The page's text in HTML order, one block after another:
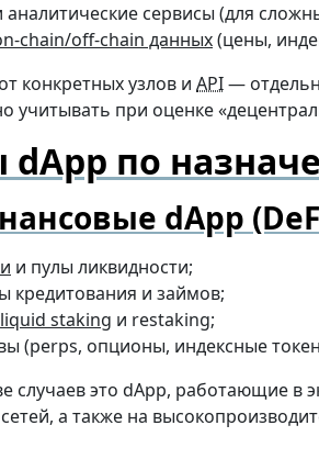
аналитические сервисы (для
chain/off-chain данных(цены,
конкретных узлов и API—
учитывать при оценке
dApp по
dApp
и пулы ликвидности;
кредитования и займов;
liquid staking и restaking;
(perps, опционы, индексные
случаев это dApp, работающие в
а также на